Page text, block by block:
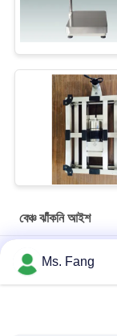
বেঞ্চ ঝাঁকনি আইশ
300x400মিমি 150 কেজি
ওজন সহMs. Fang